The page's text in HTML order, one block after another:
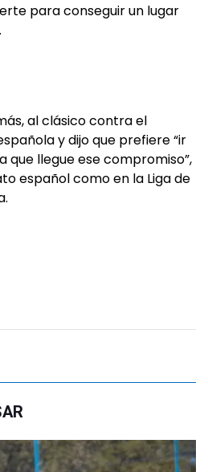
para conseguir un lugar
al clásico contra el
y dijo que prefiere “ir
llegue ese compromiso”,
español como en la Liga de